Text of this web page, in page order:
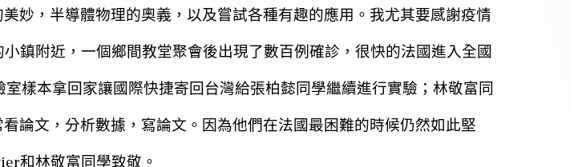
妙，半導體物理的奧義，以及嘗試各種有趣的應用。我尤其要感謝疫情
鎮附近，一個鄉間教堂聚會後出現了數百例確診，很快的法國進入全國
樣本拿回家讓國際快捷寄回台灣給張柏懿同學繼續進行實驗；林敬富同
論文，分析數據，寫論文。因為他們在法國最困難的時候仍然如此堅
和林敬富同學致敬。